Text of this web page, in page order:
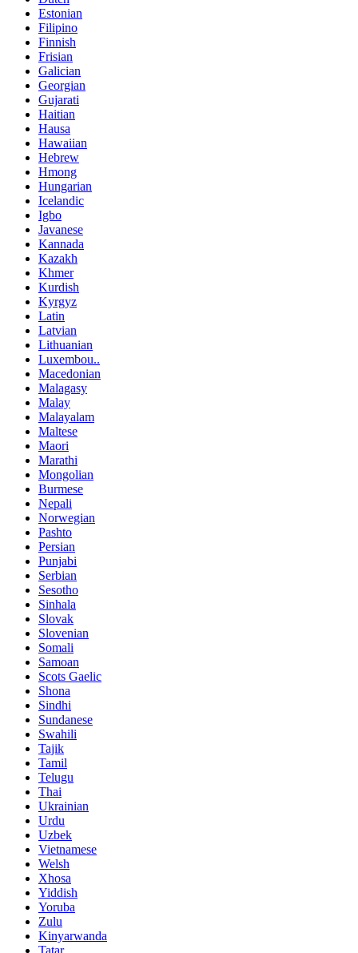
Estonian
Filipino
Finnish
Frisian
Galician
Georgian
Gujarati
Haitian
Hausa
Hawaiian
Hebrew
Hmong
Hungarian
Icelandic
Igbo
Javanese
Kannada
Kazakh
Khmer
Kurdish
Kyrgyz
Latin
Latvian
Lithuanian
Luxembou..
Macedonian
Malagasy
Malay
Malayalam
Maltese
Maori
Marathi
Mongolian
Burmese
Nepali
Norwegian
Pashto
Persian
Punjabi
Serbian
Sesotho
Sinhala
Slovak
Slovenian
Somali
Samoan
Scots Gaelic
Shona
Sindhi
Sundanese
Swahili
Tajik
Tamil
Telugu
Thai
Ukrainian
Urdu
Uzbek
Vietnamese
Welsh
Xhosa
Yiddish
Yoruba
Zulu
Kinyarwanda